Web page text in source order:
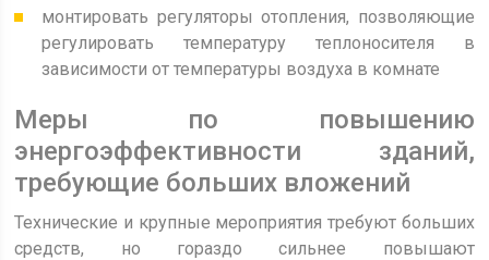
монтировать регуляторы отопления, позволяющие
регулировать температуру теплоносителя в
зависимости от температуры воздуха в комнате
Меры по повышению
энергоэффективности зданий,
требующие больших вложений
Технические и крупные мероприятия требуют больших
средств, но гораздо сильнее повышают